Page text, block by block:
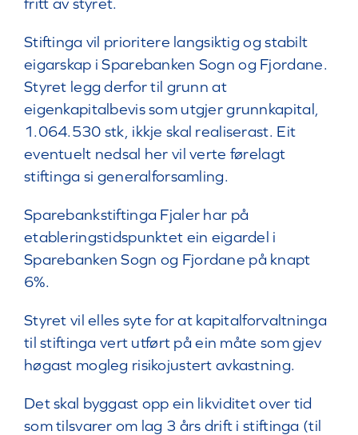
Stiftinga vil prioritere langsiktig og stabilt
eigarskap i Sparebanken Sogn og Fjordane.
Styret legg derfor til grunn at
eigenkapitalbevis som utgjer grunnkapital,
1.064.530 stk, ikkje skal realiserast. Eit
eventuelt nedsal her vil verte førelagt
stiftinga si generalforsamling.
Sparebankstiftinga Fjaler har på
etableringstidspunktet ein eigardel i
Sparebanken Sogn og Fjordane på knapt
6%.
Styret vil elles syte for at kapitalforvaltninga
til stiftinga vert utført på ein måte som gjev
høgast mogleg risikojustert avkastning.
Det skal byggast opp ein likviditet over tid
som tilsvarer om lag 3 års drift i stiftinga (til